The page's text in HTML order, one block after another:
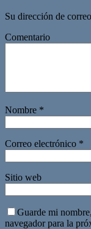
Su dirección de
Comentario
Nombre *
Correo electrónico *
Sitio web
Guarde mi
navegador para la